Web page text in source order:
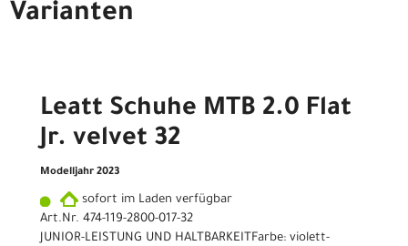
Varianten
Leatt Schuhe MTB 2.0 Flat
Jr. velvet 32
Modelljahr 2023
sofort im Laden verfügbar
Art.Nr. 474-119-2800-017-32
JUNIOR-LEISTUNG UND HALTBARKEITFarbe: violett-